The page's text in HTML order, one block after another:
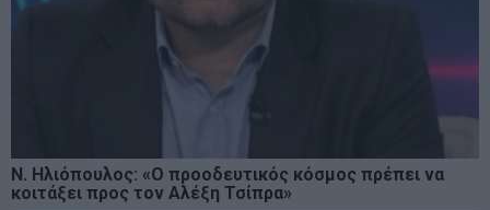
Ν. Ηλιόπουλος: «Ο προοδευτικός κόσμος πρέπει να
κοιτάξει προς τον Αλέξη Τσίπρα»